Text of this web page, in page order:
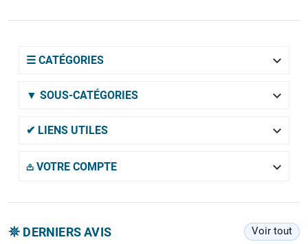
☰ CATÉGORIES 
▼ SOUS-CATÉGORIES 
✔ LIENS UTILES 
𖡌 VOTRE COMPTE 
𖤓 DERNIERS AVIS Voir tout